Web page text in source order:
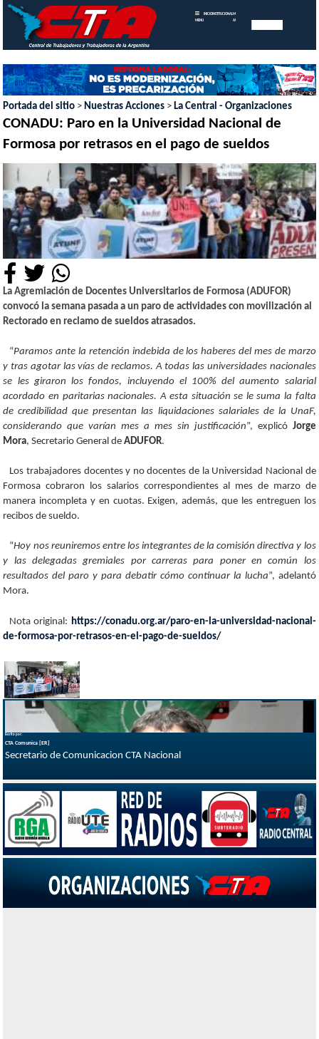
MENU
INICIOINSTITUCIONAL MEMORIAS
ANUALES
Portada del sitio > Nuestras Acciones > La Central - Organizaciones
CONADU: Paro en la Universidad Nacional de
Formosa por retrasos en el pago de sueldos
La Agremiación de Docentes Universitarios de Formosa (ADUFOR)
convocó la semana pasada a un paro de actividades con movilización al
Rectorado en reclamo de sueldos atrasados.
“Paramos ante la retención indebida de los haberes del mes de marzo
y tras agotar las vías de reclamos. A todas las universidades nacionales
se les giraron los fondos, incluyendo el 100% del aumento salarial
acordado en paritarias nacionales. A esta situación se le suma la falta
de credibilidad que presentan las liquidaciones salariales de la UnaF,
considerando que varían mes a mes sin justificación”, explicó Jorge
Mora, Secretario General deADUFOR.
Los trabajadores docentes y no docentes de la Universidad Nacional de
Formosa cobraron los salarios correspondientes al mes de marzo de
manera incompleta y en cuotas. Exigen, además, que les entreguen los
recibos de sueldo.
“Hoy nos reuniremos entre los integrantes de la comisión directiva y los
y las delegadas gremiales por carreras para poner en común los
resultados del paro y para debatir cómo continuar la lucha”, adelantó
Mora.
Nota original: https://conadu.org.ar/paro-en-la-universidad-nacional-
de-formosa-por-retrasos-en-el-pago-de-sueldos/
Escrito por:
CTA Comunica [ER]
Secretario de Comunicacion CTA Nacional